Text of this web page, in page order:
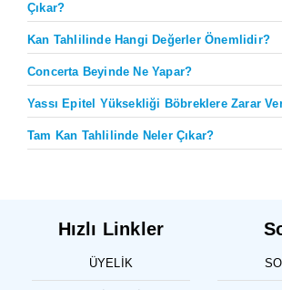
Çıkar?
Kan Tahlilinde Hangi Değerler Önemlidir?
Concerta Beyinde Ne Yapar?
Yassı Epitel Yüksekliği Böbreklere Zarar
Tam Kan Tahlilinde Neler Çıkar?
Hızlı Linkler
ÜYELIK